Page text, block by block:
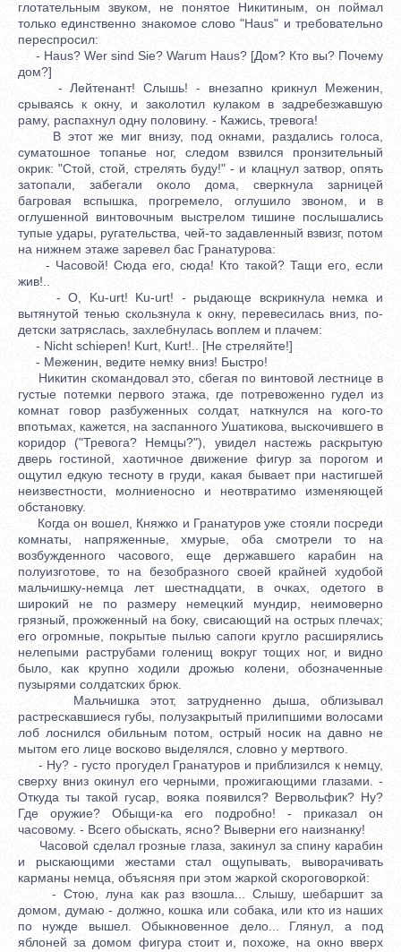
глотательным звуком, не понятое Никитиным, он поймал
только единственно знакомое слово "Haus" и требовательно
переспросил:
- Haus? Wer sind Sie? Warum Haus? [Дом? Кто вы? Почему
дом?]
- Лейтенант! Слышь! - внезапно крикнул Меженин,
срываясь к окну, и заколотил кулаком в задребезжавшую
раму, распахнул одну половину. - Кажись, тревога!
В этот же миг внизу, под окнами, раздались голоса,
суматошное топанье ног, следом взвился пронзительный
окрик: "Стой, стой, стрелять буду!" - и клацнул затвор, опять
затопали, забегали около дома, сверкнула зарницей
багровая вспышка, прогремело, оглушило звоном, и в
оглушенной винтовочным выстрелом тишине послышались
тупые удары, ругательства, чей-то задавленный взвизг, потом
на нижнем этаже заревел бас Гранатурова:
- Часовой! Сюда его, сюда! Кто такой? Тащи его, если
жив!..
- O, Ku-urt! Ku-urt! - рыдающе вскрикнула немка и
вытянутой тенью скользнула к окну, перевесилась вниз, по-
детски затряслась, захлебнулась воплем и плачем:
- Nicht schiepen! Kurt, Kurt!.. [Не стреляйте!]
- Меженин, ведите немку вниз! Быстро!
Никитин скомандовал это, сбегая по винтовой лестнице в
густые потемки первого этажа, где потревоженно гудел из
комнат говор разбуженных солдат, наткнулся на кого-то
впотьмах, кажется, на заспанного Ушатикова, выскочившего в
коридор ("Тревога? Немцы?"), увидел настежь раскрытую
дверь гостиной, хаотичное движение фигур за порогом и
ощутил едкую тесноту в груди, какая бывает при настигшей
неизвестности, молниеносно и неотвратимо изменяющей
обстановку.
Когда он вошел, Княжко и Гранатуров уже стояли посреди
комнаты, напряженные, хмурые, оба смотрели то на
возбужденного часового, еще державшего карабин на
полуизготове, то на безобразного своей крайней худобой
мальчишку-немца лет шестнадцати, в очках, одетого в
широкий не по размеру немецкий мундир, неимоверно
грязный, прожженный на боку, свисающий на острых плечах;
его огромные, покрытые пылью сапоги кругло расширялись
нелепыми раструбами голенищ вокруг тощих ног, и видно
было, как крупно ходили дрожью колени, обозначенные
пузырями солдатских брюк.
Мальчишка этот, затрудненно дыша, облизывал
растрескавшиеся губы, полузакрытый прилипшими волосами
лоб лоснился обильным потом, острый носик на давно не
мытом его лице восково выделялся, словно у мертвого.
- Ну? - густо прогудел Гранатуров и приблизился к немцу,
сверху вниз окинул его черными, прожигающими глазами. -
Откуда ты такой гусар, вояка появился? Вервольфик? Ну?
Где оружие? Обыщи-ка его подробно! - приказал он
часовому. - Всего обыскать, ясно? Выверни его наизнанку!
Часовой сделал грозные глаза, закинул за спину карабин
и рыскающими жестами стал ощупывать, выворачивать
карманы немца, объясняя при этом жаркой скороговоркой:
- Стою, луна как раз взошла... Слышу, шебаршит за
домом, думаю - должно, кошка или собака, или кто из наших
по нужде вышел. Обыкновенное дело... Глянул, а под
яблоней за домом фигура стоит и, похоже, на окно вверх